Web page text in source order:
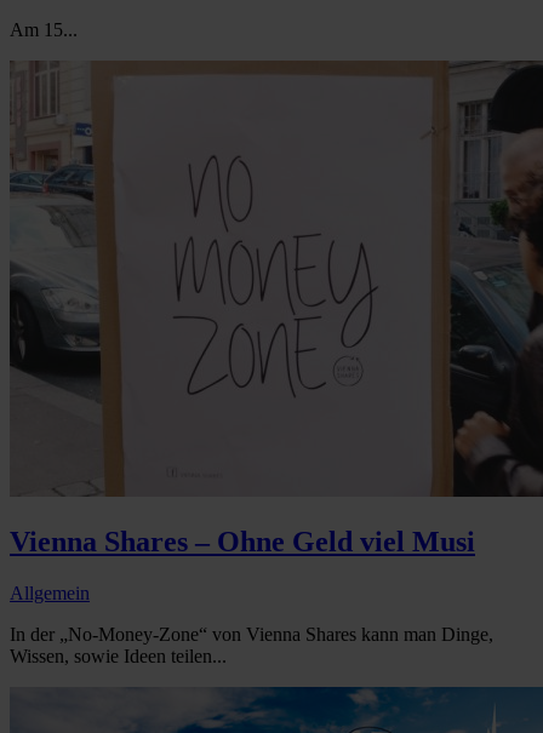
Am 15...
Vienna Shares – Ohne Geld viel Musi
Allgemein
In der „No-Money-Zone“ von Vienna Shares kann man Dinge,
Wissen, sowie Ideen teilen...